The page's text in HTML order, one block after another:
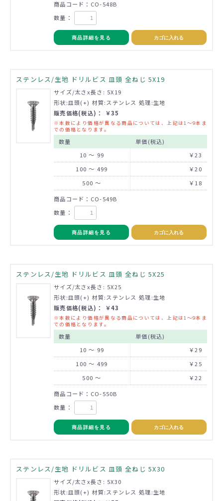
商品コード：CO-548B
数量：
商品詳細を見る カゴに入れる
ステンレス/生地 ドリルビス 皿頭 全ねじ 5X19
サイズ/太さx長さ: 5X19
形状:皿頭(+) 材質:ステンレス 処理:生地
販売価格(税込)： ￥35
※本数により価格が異なる商品については、上記は1～9本ま
での価格となります。
数量
単価(税込)
10 ～ 99
￥23
100 ～ 499
￥20
500 ～
￥18
商品コード：CO-549B
数量：
商品詳細を見る カゴに入れる
ステンレス/生地 ドリルビス 皿頭 全ねじ 5X25
サイズ/太さx長さ: 5X25
形状:皿頭(+) 材質:ステンレス 処理:生地
販売価格(税込)： ￥43
※本数により価格が異なる商品については、上記は1～9本ま
での価格となります。
数量
単価(税込)
10 ～ 99
￥29
100 ～ 499
￥25
500 ～
￥22
商品コード：CO-550B
数量：
商品詳細を見る カゴに入れる
ステンレス/生地 ドリルビス 皿頭 全ねじ 5X30
サイズ/太さx長さ: 5X30
形状:皿頭(+) 材質:ステンレス 処理:生地